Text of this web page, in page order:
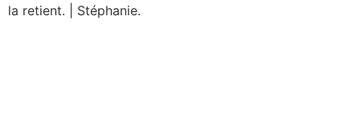
la retient. | Stéphanie.